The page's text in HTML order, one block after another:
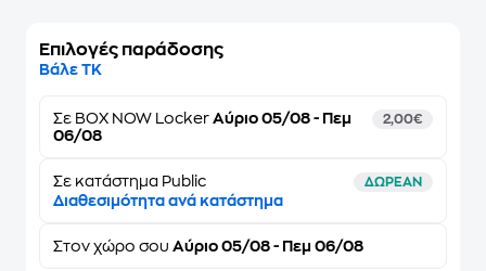
Επιλογές παράδοσης
Βάλε ΤΚ
Σε BOX NOW Locker Αύριο 05/08 - Πεμ
06/08
2,00€
Σε κατάστημα Public ΔΩΡΕΑΝ
Διαθεσιμότητα ανά κατάστημα
Στον χώρο σου Αύριο 05/08 - Πεμ 06/08